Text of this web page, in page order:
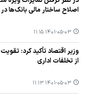
اصلاح ساختار مالی بانك‌ها
۱۴۰۱-۰۵-۰۳ ۱۱:۱۵
وزیر اقتصاد تأكید كرد:
از تخلفات اداری
۱۴۰۱-۰۵-۰۳ ۱۱:۱۳